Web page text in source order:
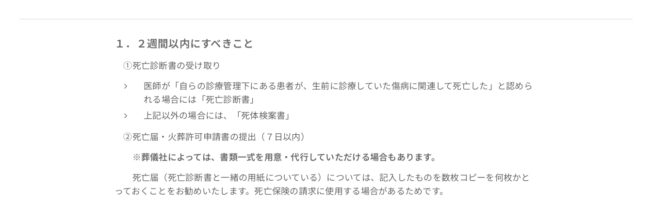
１．２週間以内にすべきこと
①死亡診断書の受け取り
医師が「自らの診療管理下にある患者が、生前に診療していた傷病に関連して死亡した」と認めら
れる場合には「死亡診断書」
上記以外の場合には、「死体検案書」
➁死亡届・火葬許可申請書の提出（７日以内）
※葬儀社によっては、書類一式を用意・代行していただける場合もあります。
死亡届（死亡診断書と一緒の用紙についている）については、記入したものを数枚コピーを何枚かと
っておくことをお勧めいたします。死亡保険の請求に使用する場合があるためです。